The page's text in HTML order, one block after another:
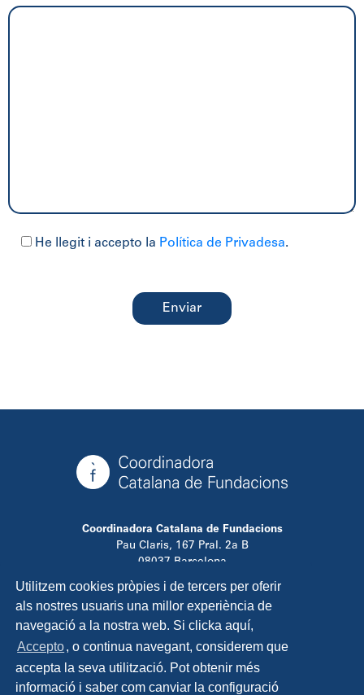
Utilitzem cookies pròpies i de tercers per oferir
als nostres usuaris una millor experiència de
navegació a la nostra web. Si clicka aquí,
Accepto, o continua navegant, considerem que
accepta la seva utilització. Pot obtenir més
informació i saber com canviar la configuració
He llegit i accepto la Política de Privadesa.
Coordinadora Catalana de Fundacions
Pau Claris, 167 Pral. 2a B
08037 Barcelona
info@ccfundacions.cat
Contacta